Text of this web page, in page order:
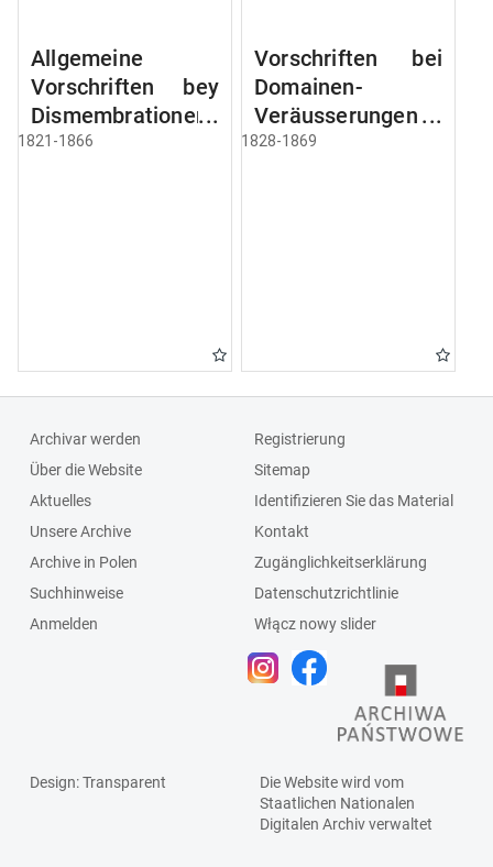
Allgemeine
Vorschriften bey
Dismembrationen
Domainen-
1821-1866
Vorschriften bei
Domainen-
Veräusserungen
und
1828-1869
Archivar werden
Über die Website
Aktuelles
Unsere Archive
Archive in Polen
Suchhinweise
Anmelden
Registrierung
Sitemap
Identifizieren Sie das Material
Kontakt
Zugänglichkeitserklärung
Datenschutzrichtlinie
Włącz nowy slider
Design: Transparent
Die Website wird vom
Staatlichen Nationalen
Digitalen Archivverwaltet